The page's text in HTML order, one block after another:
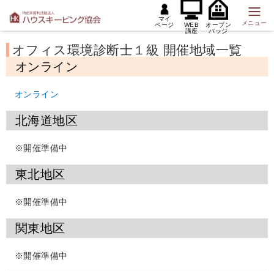
マイ
ページ
WEB
講座
オープン
バッジ
メニュー
オフィス環境診断士１級 開催地域一覧
オンライン
オンライン
北海道地区
※開催準備中
東北地区
※開催準備中
関東地区
※開催準備中